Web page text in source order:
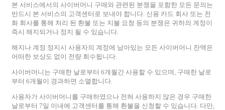
본 서비스에서의 사이버머니 구매와 관련된 분쟁을 포함한 모든 문의는
반드시 본 서비스의 고객센터로 보내야 합니다. 신용 카드 회사 또는 전
화 회사를 통해 처리 된 환불 또는 지불 요청 등의 분쟁은 귀하의 계정이
즉시 해지되거나 정지 될 수 있습니다.
해지나 계정 정지시 사용자의 계정에 남아있는 모든 사이버머니 잔액은
어떠한 보상도 없이 전량 회수됩니다.
사이버머니는 구매한 날로부터 6개월간 사용할 수 있으며, 구매한 날로
부터 6개월이 경과하면 소멸합니다.
사용자가 사이버머니를 구매하였으나 전혀 사용하지 않은 경우 구매한
날로부터 7일 이내에 고객센터를 통해 환불을 신청할 수 있습니다. 다만,